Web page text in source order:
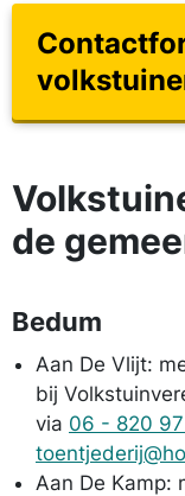
de
Bedum
Aan De Vlijt:
bij
via 06 - 820
Aan De Kamp: